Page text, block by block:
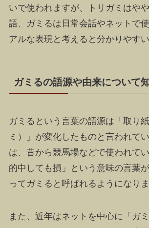
いで使われますが、トリガミはや
語、ガミるは日常会話やネットで
アルな表現と考えると分かりやすい
ガミるの語源や由来について
ガミるという言葉の語源は「取り
ミ）」が変化したものと言われて
は、昔から競馬場などで使われて
的中しても損」という意味の言葉
ってガミると呼ばれるようになりま
また、近年はネットを中心に「ガ